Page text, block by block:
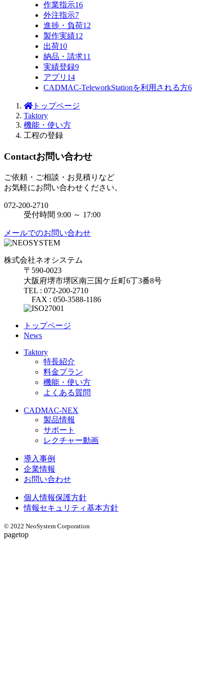
作業指示16
外注指示7
進捗・負荷12
製作実績12
出荷10
納品・請求11
実績登録9
アプリ 14
CADMAC-TeleworkStationを利用される方6
トップページ
Taktory
機能・使い方
工程の登録
Contactお問い合わせ
ご依頼・ご相談・お見積りなど
お気軽にお問い合わせください。
072-200-2710
受付時間 9:00 ～ 17:00
メールでのお問い合わせ
株式会社ネオシステム
〒590-0023
大阪府堺市堺区南三国ケ丘町6丁3番8号
TEL : 072-200-2710
FAX : 050-3588-1186
トップページ
News
Taktory
特長紹介
料金プラン
機能・使い方
よくある質問
CADMAC-NEX
製品情報
サポート
レクチャー動画
導入事例
企業情報
お問い合わせ
個人情報保護方針
情報セキュリティ基本方針
© 2022 NeoSystem Corporation
pagetop